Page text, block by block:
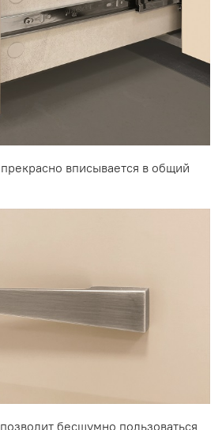
прекрасно вписывается в общий
позволит бесшумно пользоваться